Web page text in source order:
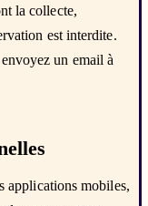
la collecte,
est interdite.
un email à
applications mobiles,